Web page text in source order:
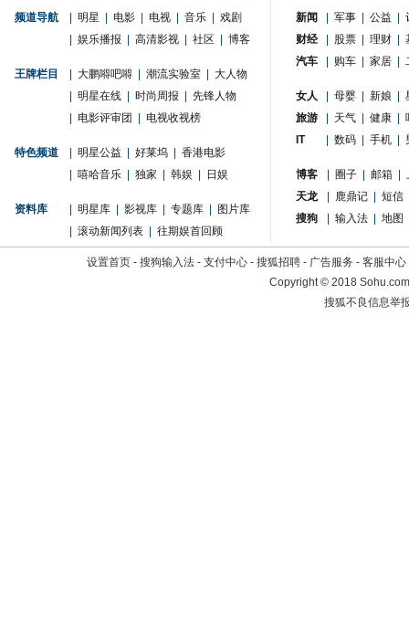
频道导航 明星 电影 电视 音乐
戏剧
娱乐播报 高清影视 社区 博客
王牌栏目 大鹏嘚吧嘚 潮流实验室
大人物
明星在线 时尚周报
先锋人物
电影评审团 电视收视榜
特色频道 明星公益 好莱坞
香港电影
嘻哈音乐 独家 韩娱 日娱
资料库 明星库 影视库 专题库
图片库
滚动新闻列表 往期娱首回顾
新闻 军事 公益
财经
股票 理财
汽车
购车 家居
女人 母婴 新娘
旅游
天气 健康
IT
数码 手机
博客 圈子 邮箱
天龙
鹿鼎记
短信
搜狗
输入法 地图
设置首页 - 搜狗输入法 - 支付中心 - 搜狐招聘 - 广告服务 - 客服中心
Copyright©2018
搜狐不良信息举